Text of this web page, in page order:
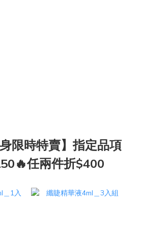
限時特賣】指定品項
任兩件折$400